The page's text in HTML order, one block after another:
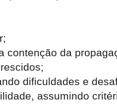
contenção da
dificuldades e
assumindo